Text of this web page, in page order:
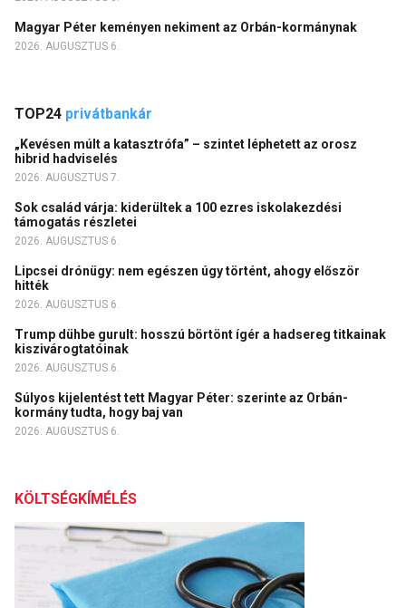
Magyar Péter keményen nekiment az Orbán-kormánynak
2026. AUGUSZTUS 6.
TOP24 privátbankár
„Kevésen múlt a katasztrófa” – szintet léphetett az orosz
hibrid hadviselés
2026. AUGUSZTUS 7.
Sok család várja: kiderültek a 100 ezres iskolakezdési
támogatás részletei
2026. AUGUSZTUS 6.
Lipcsei drónügy: nem egészen úgy történt, ahogy először
hitték
2026. AUGUSZTUS 6.
Trump dühbe gurult: hosszú börtönt ígér a hadsereg titkainak
kiszivárogtatóinak
2026. AUGUSZTUS 6.
Súlyos kijelentést tett Magyar Péter: szerinte az Orbán-
kormány tudta, hogy baj van
2026. AUGUSZTUS 6.
KÖLTSÉGKÍMÉLÉS